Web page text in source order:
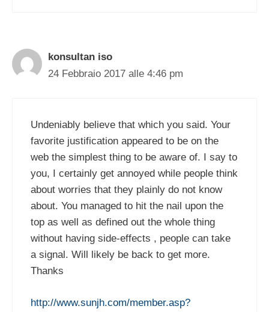
konsultan iso
24 Febbraio 2017 alle 4:46 pm
Undeniably believe that which you said. Your
favorite justification appeared to be on the
web the simplest thing to be aware of. I say to
you, I certainly get annoyed while people think
about worries that they plainly do not know
about. You managed to hit the nail upon the
top as well as defined out the whole thing
without having side-effects , people can take
a signal. Will likely be back to get more.
Thanks
http://www.sunjh.com/member.asp?